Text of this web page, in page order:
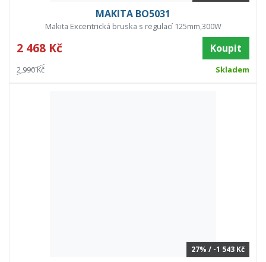
MAKITA BO5031
Makita Excentrická bruska s regulací 125mm,300W
2 468 Kč Koupit
2 990 Kč Skladem
27% / -1 543 Kč